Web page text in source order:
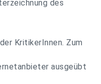
des
KritikerInnen. Zum
ausgeübt